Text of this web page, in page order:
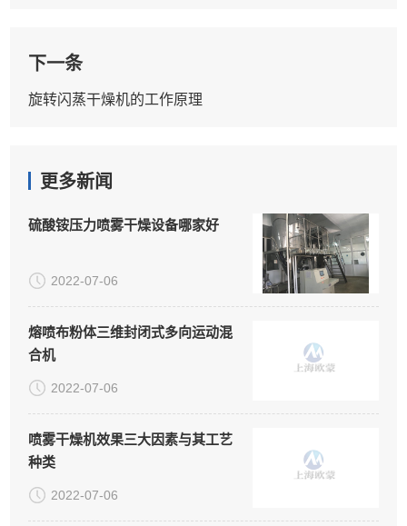
下一条
旋转闪蒸干燥机的工作原理
更多新闻
硫酸铵压力喷雾干燥设备哪家好
2022-07-06
熔喷布粉体三维封闭式多向运动混
合机
2022-07-06
喷雾干燥机效果三大因素与其工艺
种类
2022-07-06